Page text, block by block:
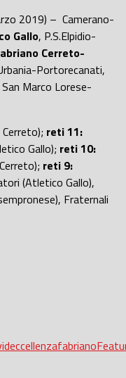
2019) – Camerano-
Gallo, P.S.Elpidio-
Cerreto-
Portorecanati,
San Marco Lorese-
reti 11:
Gallo); reti 10:
reti 9:
(Atletico Gallo),
Fraternali
eccellenzafabriano